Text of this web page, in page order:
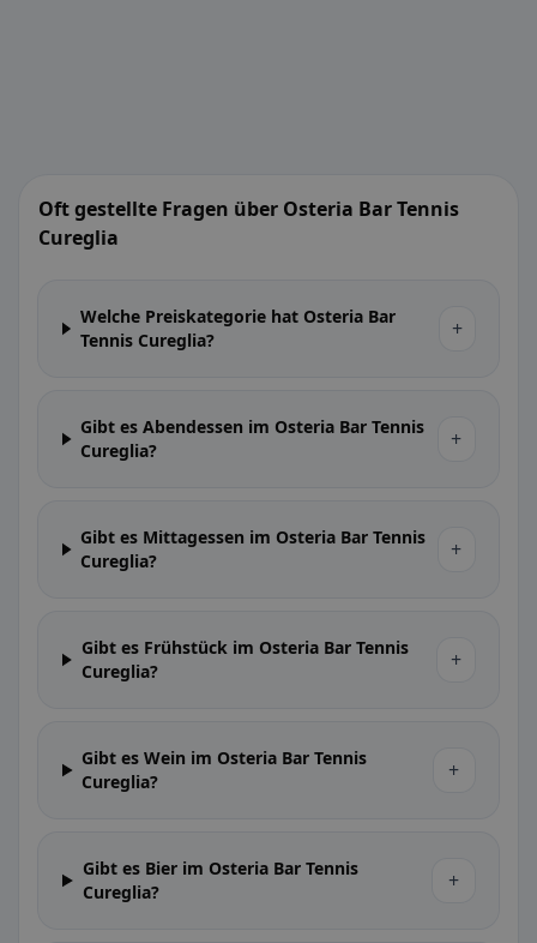
Oft gestellte Fragen über Osteria Bar Tennis
Cureglia
Welche Preiskategorie hat Osteria Bar
Tennis Cureglia?
+
Gibt es Abendessen im Osteria Bar Tennis
Cureglia?
+
Gibt es Mittagessen im Osteria Bar Tennis
Cureglia?
+
Gibt es Frühstück im Osteria Bar Tennis
Cureglia?
+
Gibt es Wein im Osteria Bar Tennis
Cureglia?
+
Gibt es Bier im Osteria Bar Tennis
Cureglia?
+